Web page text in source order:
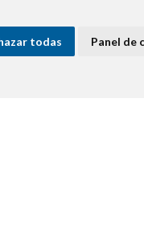
todas Panel de